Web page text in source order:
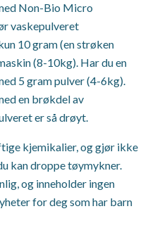
Non-Bio Micro
vaskepulveret
10 gram (en strøken
(8-10kg). Har du en
5 gram pulver (4-6kg).
en brøkdel av
er så drøyt.
kjemikalier, og gjør ikke
kan droppe tøymykner.
og inneholder ingen
for deg som har barn